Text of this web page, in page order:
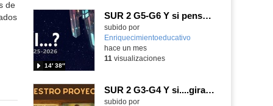
de
SUR 2 G5-G6 Y si pensamos
Contenido educativo.
subido por
Enriquecimientoeducativo
14′ 38″
-
hace un mes
11 visualizaciones
SUR 2 G3-G4 Y si....giramos el cuadro
Contenido educativo.
subido por